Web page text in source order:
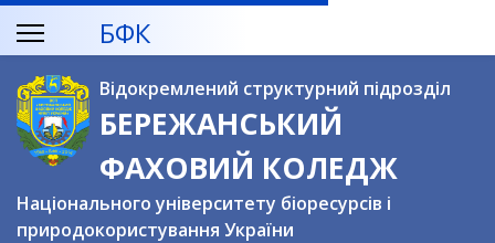
БФК
Відокремлений структурний підрозділ
БЕРЕЖАНСЬКИЙ
ФАХОВИЙ КОЛЕДЖ
Національного університету біоресурсів і
природокористування України